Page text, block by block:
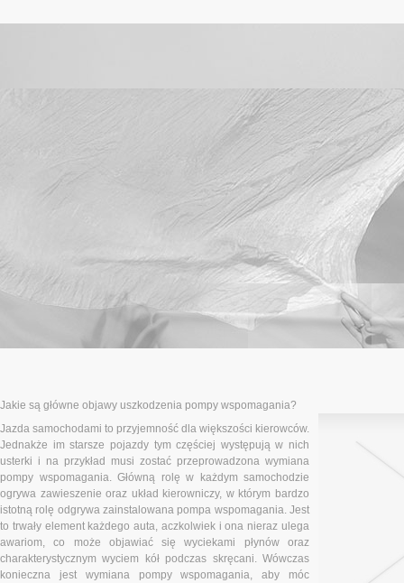
Jakie są główne objawy uszkodzenia pompy wspomagania?
Jazda samochodami to przyjemność dla większości kierowców.
Jednakże im starsze pojazdy tym częściej występują w nich
usterki i na przykład musi zostać przeprowadzona wymiana
pompy wspomagania. Główną rolę w każdym samochodzie
ogrywa zawieszenie oraz układ kierowniczy, w którym bardzo
istotną rolę odgrywa zainstalowana pompa wspomagania. Jest
to trwały element każdego auta, aczkolwiek i ona nieraz ulega
awariom, co może objawiać się wyciekami płynów oraz
charakterystycznym wyciem kół podczas skręcani. Wówczas
konieczna jest wymiana pompy wspomagania, aby móc